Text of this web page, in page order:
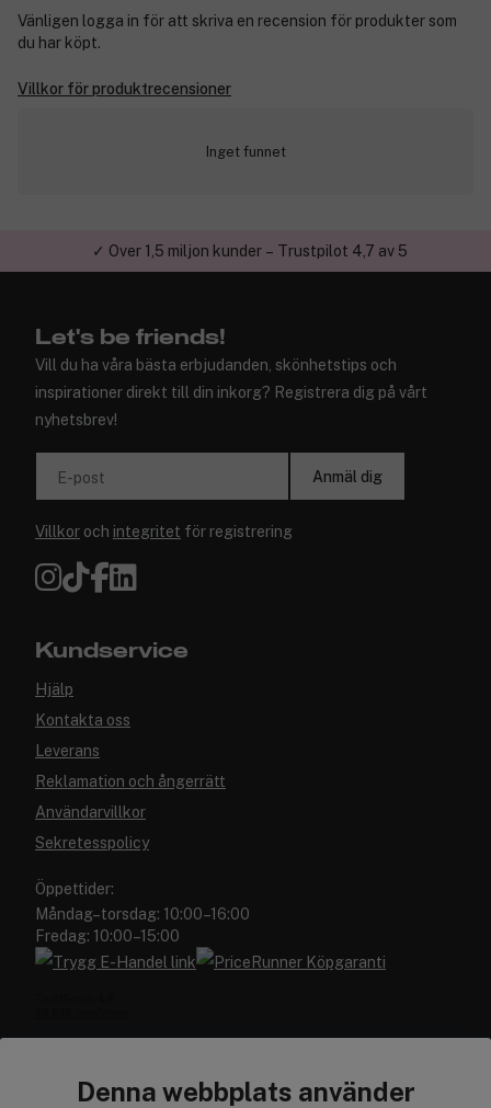
Denna webbplats använder
Vänligen logga in för att skriva en recension för produkter som
du har köpt.
Villkor för produktrecensioner
Inget funnet
✓ Över 1,5 miljon kunder – Trustpilot 4,7 av 5
Let's be friends!
Vill du ha våra bästa erbjudanden, skönhetstips och
inspirationer direkt till din inkorg? Registrera dig på vårt
nyhetsbrev!
E-post Anmäl dig
Villkor och integritet för registrering
Kundservice
Hjälp
Kontakta oss
Leverans
Reklamation och ångerrätt
Användarvillkor
Sekretesspolicy
Öppettider:
Måndag–torsdag: 10:00–16:00
Fredag: 10:00–15:00